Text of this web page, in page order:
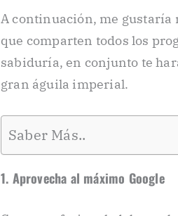
A continuación, me
que comparten todos los
sabiduría, en conjunto te
gran águila imperial.
Saber Más..
1. Aprovecha al máximo Google